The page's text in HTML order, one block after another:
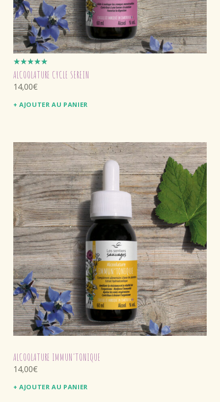
ALCOOLATURE CYCLE SEREIN
Note
5.00sur
514,00€
AJOUTER AU PANIER
ALCOOLATURE IMMUN’TONIQUE
14,00€
AJOUTER AU PANIER